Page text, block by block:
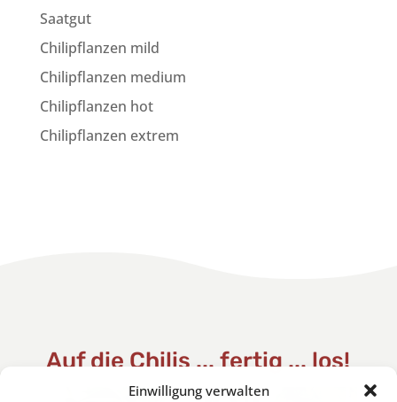
Einwilligung verwalten
Saatgut
Chilipflanzen mild
Chilipflanzen medium
Chilipflanzen hot
Chilipflanzen extrem
Auf die Chilis ... fertig ... los!